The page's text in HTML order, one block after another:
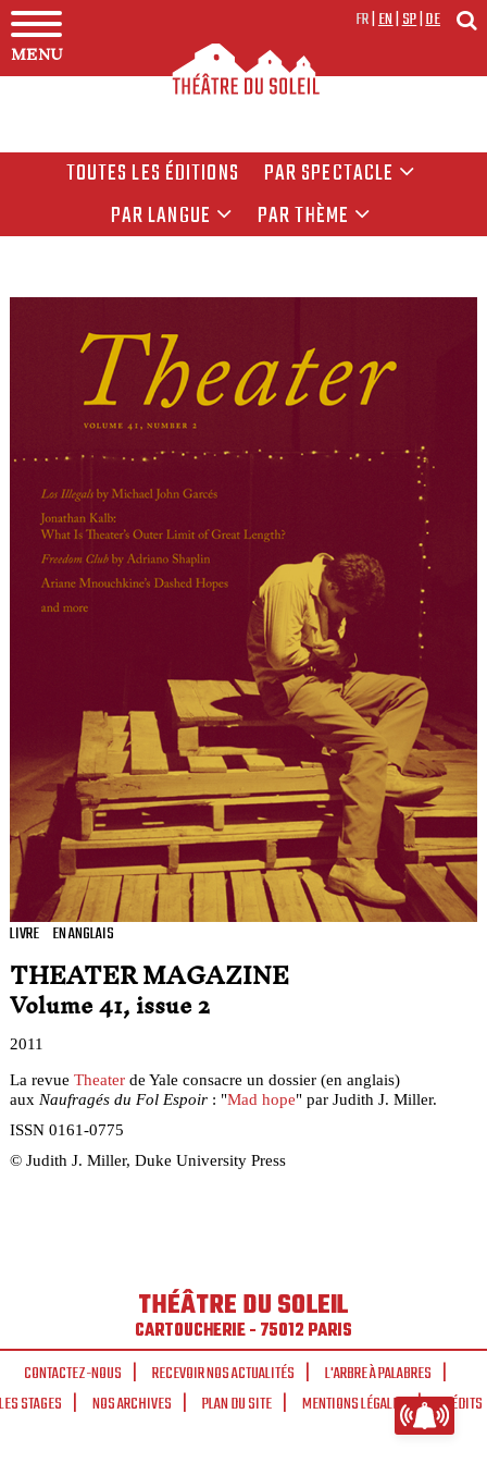
MENU
FR|EN|SP|DE
TOUTES LES ÉDITIONS
PAR SPECTACLE
PAR LANGUE
PAR THÈME
LIVRE EN ANGLAIS
THEATER MAGAZINE
Volume 41, issue 2
2011
La revue Theaterde Yale consacre un dossier (en anglais)
aux Naufragés du Fol Espoir: "Mad hope" par Judith J. Miller.
ISSN 0161-0775
© Judith J. Miller, Duke University Press
THÉÂTRE DU SOLEIL
CARTOUCHERIE - 75012 PARIS
CONTACTEZ-NOUS
RECEVOIR NOS ACTUALITÉS
L'ARBRE À PALABRES
LES STAGES
NOS ARCHIVES PLAN DU SITE MENTIONS LÉGALES CRÉDITS